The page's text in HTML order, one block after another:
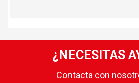
¿NECESITAS
Contacta con